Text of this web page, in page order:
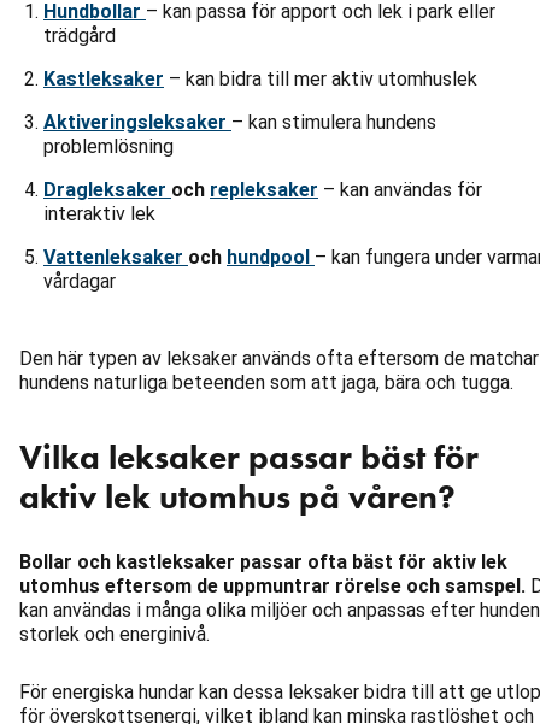
Hundbollar – kan passa för apport och lek i park eller
trädgård
Kastleksaker – kan bidra till mer aktiv utomhuslek
Aktiveringsleksaker – kan stimulera hundens
problemlösning
Dragleksaker och repleksaker – kan användas för
interaktiv lek
Vattenleksaker och hundpool – kan fungera under
vårdagar
Den här typen av leksaker används ofta eftersom de matchar
hundens naturliga beteenden som att jaga, bära och tugga.
Vilka leksaker passar bäst för
aktiv lek utomhus på våren?
Bollar och kastleksaker passar ofta bäst för aktiv lek
utomhus eftersom de uppmuntrar rörelse och samspel.
kan användas i många olika miljöer och anpassas efter
storlek och energinivå.
För energiska hundar kan dessa leksaker bidra till att ge
för överskottsenergi, vilket ibland kan minska rastlöshet och